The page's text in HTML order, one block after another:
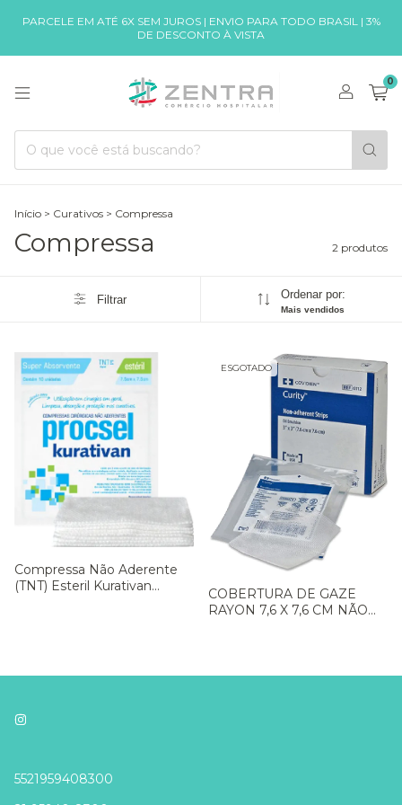
PARCELE EM ATÉ 6X SEM JUROS | ENVIO PARA TODO BRASIL | 3%
DE DESCONTO À VISTA
0
Início > Curativos > Compressa
Compressa 2 produtos
Filtrar Ordenar por:
Mais vendidos
Compressa Não Aderente
(TNT) Esteril Kurativan
ESGOTADO
COBERTURA DE GAZE
RAYON 7,6 X 7,6 CM NÃO
5521959408300